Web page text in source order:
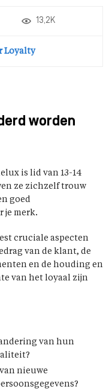
13,2K
Loyalty
worden
is lid van 13-14
ze zichzelf trouw
goed
je merk.
cruciale aspecten
van de klant, de
en de houding en
van het loyaal zijn
van hun
nieuwe